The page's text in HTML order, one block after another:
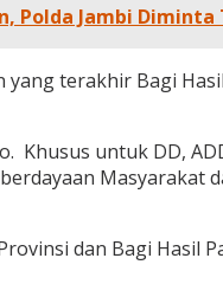
Polda Jambi Diminta
terakhir Bagi
untuk DD,
Masyarakat
dan Bagi Hasil